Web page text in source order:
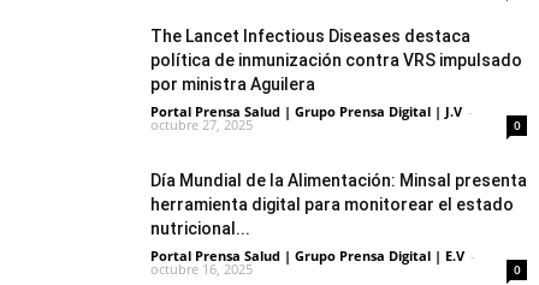
The Lancet Infectious Diseases destaca
política de inmunización contra VRS impulsado
por ministra Aguilera
Portal Prensa Salud | Grupo Prensa Digital | J.V -
octubre 27, 2025 0
Día Mundial de la Alimentación: Minsal presenta
herramienta digital para monitorear el estado
nutricional...
Portal Prensa Salud | Grupo Prensa Digital | E.V -
octubre 16, 2025 0